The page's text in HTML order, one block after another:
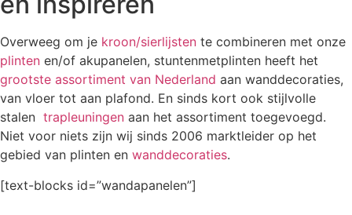
Overweeg om je kroon/sierlijsten te combineren met onze
plinten en/of akupanelen, stuntenmetplinten heeft het
grootste assortiment van Nederland aan wanddecoraties,
van vloer tot aan plafond. En sinds kort ook stijlvolle
stalen trapleuningen aan het assortiment toegevoegd.
Niet voor niets zijn wij sinds 2006 marktleider op het
gebied van plinten en wanddecoraties.
[text-blocks id=”wandapanelen”]